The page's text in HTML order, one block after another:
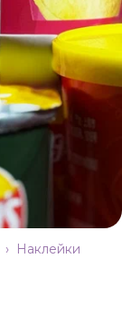
Наклейки
›